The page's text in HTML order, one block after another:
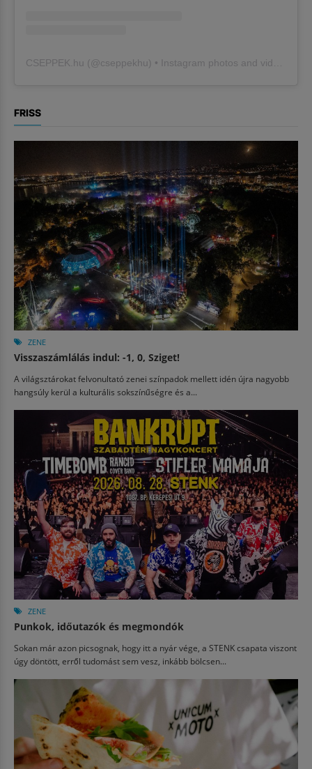
CSEPPEK.hu (@cseppekhu ) • Instagram photos and videos
FRISS
ZENE
Visszaszámlálás indul: -1, 0, Sziget!
A világsztárokat felvonultató zenei színpadok mellett idén újra nagyobb
hangsúly kerül a kulturális sokszínűségre és a...
ZENE
Punkok, időutazók és megmondók
Sokan már azon picsognak, hogy itt a nyár vége, a STENK csapata viszont
úgy döntött, erről tudomást sem vesz, inkább bölcsen...